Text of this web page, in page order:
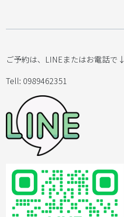
ご予約は、LINEまたはお電話で↓
Tell: 0989462351